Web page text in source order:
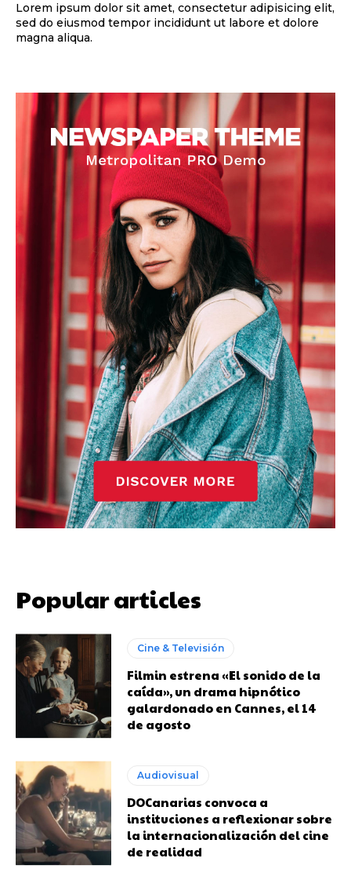
Lorem ipsum dolor sit amet, consectetur adipisicing elit,
sed do eiusmod tempor incididunt ut labore et dolore
magna aliqua.
Popular articles
Cine & Televisión
Filmin estrena «El sonido de la
caída», un drama hipnótico
galardonado en Cannes, el 14
de agosto
Audiovisual
DOCanarias convoca a
instituciones a reflexionar sobre
la internacionalización del cine
de realidad